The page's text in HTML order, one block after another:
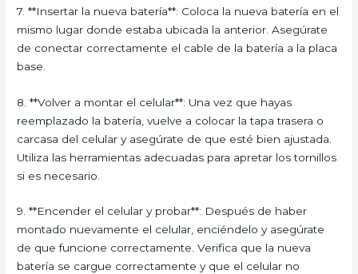
7. **Insertar la nueva batería**: Coloca la nueva batería en el
mismo lugar donde estaba ubicada la anterior. Asegúrate
de conectar correctamente el cable de la batería a la placa
base.
8. **Volver a montar el celular**: Una vez que hayas
reemplazado la batería, vuelve a colocar la tapa trasera o
carcasa del celular y asegúrate de que esté bien ajustada.
Utiliza las herramientas adecuadas para apretar los tornillos
si es necesario.
9. **Encender el celular y probar**: Después de haber
montado nuevamente el celular, enciéndelo y asegúrate
de que funcione correctamente. Verifica que la nueva
batería se cargue correctamente y que el celular no